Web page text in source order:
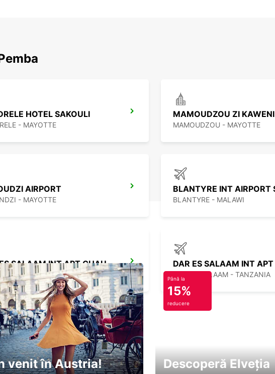
HOTEL SAKOULI
- MAYOTTE
MAMOUDZOU ZI KAWENI
MAMOUDZOU - MAYOTTE
AIRPORT
- MAYOTTE BLANTYRE - MALAWI
DAR ES SALAAM INT APT CHAUF DRIVE
SALAAM - TANZANIA DAR ES SALAAM - TANZANIA
venit în Austria!
Până la
15%
reducere
Descoperă Elveția